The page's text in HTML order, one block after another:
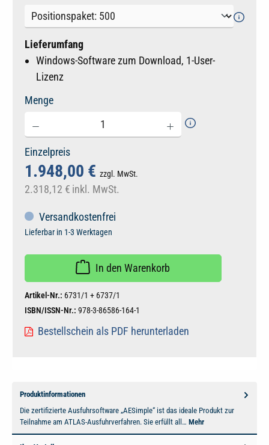
Lieferumfang
Windows-Software zum Download, 1-User-
Lizenz
Menge
Einzelpreis
1.948,00 € zzgl. MwSt.
2.318,12 € inkl. MwSt.
Versandkostenfrei
Lieferbar in 1-3 Werktagen
In den Warenkorb
Artikel-Nr.: 6731/1 + 6737/1
ISBN/ISSN-Nr.: 978-3-86586-164-1
Bestellschein als PDF herunterladen
Produktinformationen
Die zertifizierte Ausfuhrsoftware „AESimple“ ist das ideale Produkt zur
Teilnahme am ATLAS-Ausfuhrverfahren. Sie erfüllt all… Mehr